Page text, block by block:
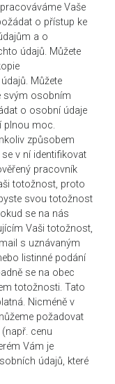
Vaše
o přístup ke
a o
údajů. Můžete
Můžete
svým osobním
o osobní údaje
plnou moc.
způsobem
v ní identifikovat
pracovník
totožnost, proto
svou totožnost
se na nás
Vaši totožnost,
s uznávaným
listinné podání
se na obec
totožnosti. Tato
Nicméně v
požadovat
cenu
Vám je
údajů, které